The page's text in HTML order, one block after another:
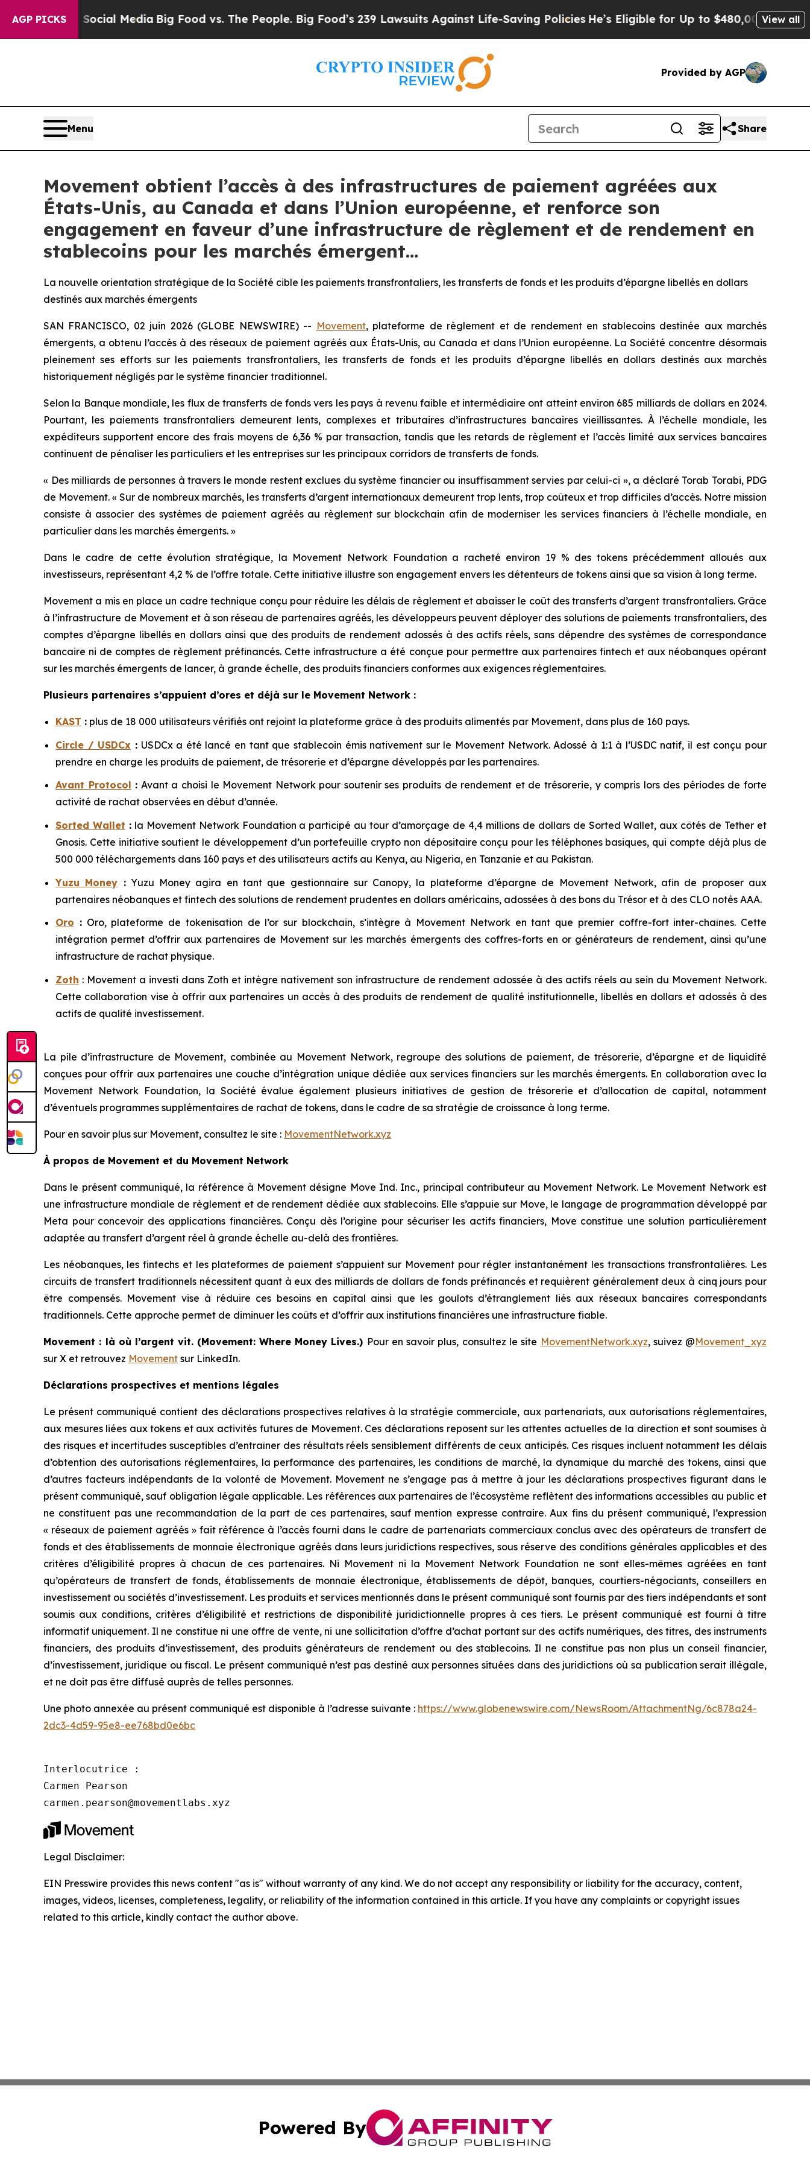
AGP PICKS
on Social MediaBig Food vs. The People. Big Food’s 239 Lawsuits Against Life-Saving PoliciesHe’s Eligible for Up to $480,000 After BeingView all
Provided by AGP
Menu Share
Movement obtient l’accès à des infrastructures de paiement agréées aux
États-Unis, au Canada et dans l’Union européenne, et renforce son
engagement en faveur d’une infrastructure de règlement et de rendement en
stablecoins pour les marchés émergent…
La nouvelle orientation stratégique de la Société cible les paiements transfrontaliers, les transferts de fonds et les produits d’épargne libellés en dollars
destinés aux marchés émergents
SAN FRANCISCO, 02 juin 2026 (GLOBE NEWSWIRE) -- Movement, plateforme de règlement et de rendement en stablecoins destinée aux marchés
émergents, a obtenu l’accès à des réseaux de paiement agréés aux États-Unis, au Canada et dans l’Union européenne. La Société concentre désormais
pleinement ses efforts sur les paiements transfrontaliers, les transferts de fonds et les produits d’épargne libellés en dollars destinés aux marchés
historiquement négligés par le système financier traditionnel.
Selon la Banque mondiale, les flux de transferts de fonds vers les pays à revenu faible et intermédiaire ont atteint environ 685 milliards de dollars en 2024.
Pourtant, les paiements transfrontaliers demeurent lents, complexes et tributaires d’infrastructures bancaires vieillissantes. À l’échelle mondiale, les
expéditeurs supportent encore des frais moyens de 6,36 % par transaction, tandis que les retards de règlement et l’accès limité aux services bancaires
continuent de pénaliser les particuliers et les entreprises sur les principaux corridors de transferts de fonds.
« Des milliards de personnes à travers le monde restent exclues du système financier ou insuffisamment servies par celui-ci », a déclaré Torab Torabi, PDG
de Movement. « Sur de nombreux marchés, les transferts d’argent internationaux demeurent trop lents, trop coûteux et trop difficiles d’accès. Notre mission
consiste à associer des systèmes de paiement agréés au règlement sur blockchain afin de moderniser les services financiers à l’échelle mondiale, en
particulier dans les marchés émergents. »
Dans le cadre de cette évolution stratégique, la Movement Network Foundation a racheté environ 19 % des tokens précédemment alloués aux
investisseurs, représentant 4,2 % de l’offre totale. Cette initiative illustre son engagement envers les détenteurs de tokens ainsi que sa vision à long terme.
Movement a mis en place un cadre technique conçu pour réduire les délais de règlement et abaisser le coût des transferts d’argent transfrontaliers. Grâce
à l’infrastructure de Movement et à son réseau de partenaires agréés, les développeurs peuvent déployer des solutions de paiements transfrontaliers, des
comptes d’épargne libellés en dollars ainsi que des produits de rendement adossés à des actifs réels, sans dépendre des systèmes de correspondance
bancaire ni de comptes de règlement préfinancés. Cette infrastructure a été conçue pour permettre aux partenaires fintech et aux néobanques opérant
sur les marchés émergents de lancer, à grande échelle, des produits financiers conformes aux exigences réglementaires.
Plusieurs partenaires s’appuient d’ores et déjà sur le Movement Network :
KAST : plus de 18 000 utilisateurs vérifiés ont rejoint la plateforme grâce à des produits alimentés par Movement, dans plus de 160 pays.
Circle / USDCx :USDCx a été lancé en tant que stablecoin émis nativement sur le Movement Network. Adossé à 1:1 à l’USDC natif, il est conçu pour
prendre en charge les produits de paiement, de trésorerie et d’épargne développés par les partenaires.
Avant Protocol : Avant a choisi le Movement Network pour soutenir ses produits de rendement et de trésorerie, y compris lors des périodes de forte
activité de rachat observées en début d’année.
Sorted Wallet :la Movement Network Foundation a participé au tour d’amorçage de 4,4 millions de dollars de Sorted Wallet, aux côtés de Tether et
Gnosis. Cette initiative soutient le développement d’un portefeuille crypto non dépositaire conçu pour les téléphones basiques, qui compte déjà plus de
500 000 téléchargements dans 160 pays et des utilisateurs actifs au Kenya, au Nigeria, en Tanzanie et au Pakistan.
Yuzu Money :Yuzu Money agira en tant que gestionnaire sur Canopy, la plateforme d’épargne de Movement Network, afin de proposer aux
partenaires néobanques et fintech des solutions de rendement prudentes en dollars américains, adossées à des bons du Trésor et à des CLO notés AAA.
Oro :Oro, plateforme de tokenisation de l’or sur blockchain, s’intègre à Movement Network en tant que premier coffre-fort inter-chaînes. Cette
intégration permet d’offrir aux partenaires de Movement sur les marchés émergents des coffres-forts en or générateurs de rendement, ainsi qu’une
infrastructure de rachat physique.
Zoth : Movement a investi dans Zoth et intègre nativement son infrastructure de rendement adossée à des actifs réels au sein du Movement Network.
Cette collaboration vise à offrir aux partenaires un accès à des produits de rendement de qualité institutionnelle, libellés en dollars et adossés à des
actifs de qualité investissement.
La pile d’infrastructure de Movement, combinée au Movement Network, regroupe des solutions de paiement, de trésorerie, d’épargne et de liquidité
conçues pour offrir aux partenaires une couche d’intégration unique dédiée aux services financiers sur les marchés émergents. En collaboration avec la
Movement Network Foundation, la Société évalue également plusieurs initiatives de gestion de trésorerie et d’allocation de capital, notamment
d’éventuels programmes supplémentaires de rachat de tokens, dans le cadre de sa stratégie de croissance à long terme.
Pour en savoir plus sur Movement, consultez le site : MovementNetwork.xyz
À propos de Movement et du Movement Network
Dans le présent communiqué, la référence à Movement désigne Move Ind. Inc., principal contributeur au Movement Network. Le Movement Network est
une infrastructure mondiale de règlement et de rendement dédiée aux stablecoins. Elle s’appuie sur Move, le langage de programmation développé par
Meta pour concevoir des applications financières. Conçu dès l’origine pour sécuriser les actifs financiers, Move constitue une solution particulièrement
adaptée au transfert d’argent réel à grande échelle au-delà des frontières.
Les néobanques, les fintechs et les plateformes de paiement s’appuient sur Movement pour régler instantanément les transactions transfrontalières. Les
circuits de transfert traditionnels nécessitent quant à eux des milliards de dollars de fonds préfinancés et requièrent généralement deux à cinq jours pour
être compensés. Movement vise à réduire ces besoins en capital ainsi que les goulots d’étranglement liés aux réseaux bancaires correspondants
traditionnels. Cette approche permet de diminuer les coûts et d’offrir aux institutions financières une infrastructure fiable.
Movement : là où l’argent vit. (Movement: Where Money Lives.) Pour en savoir plus, consultez le site MovementNetwork.xyz, suivez @Movement_xyz
sur X et retrouvez Movement sur LinkedIn.
Déclarations prospectives et mentions légales
Le présent communiqué contient des déclarations prospectives relatives à la stratégie commerciale, aux partenariats, aux autorisations réglementaires,
aux mesures liées aux tokens et aux activités futures de Movement. Ces déclarations reposent sur les attentes actuelles de la direction et sont soumises à
des risques et incertitudes susceptibles d’entraîner des résultats réels sensiblement différents de ceux anticipés. Ces risques incluent notamment les délais
d’obtention des autorisations réglementaires, la performance des partenaires, les conditions de marché, la dynamique du marché des tokens, ainsi que
d’autres facteurs indépendants de la volonté de Movement. Movement ne s’engage pas à mettre à jour les déclarations prospectives figurant dans le
présent communiqué, sauf obligation légale applicable. Les références aux partenaires de l’écosystème reflètent des informations accessibles au public et
ne constituent pas une recommandation de la part de ces partenaires, sauf mention expresse contraire. Aux fins du présent communiqué, l’expression
« réseaux de paiement agréés » fait référence à l’accès fourni dans le cadre de partenariats commerciaux conclus avec des opérateurs de transfert de
fonds et des établissements de monnaie électronique agréés dans leurs juridictions respectives, sous réserve des conditions générales applicables et des
critères d’éligibilité propres à chacun de ces partenaires. Ni Movement ni la Movement Network Foundation ne sont elles-mêmes agréées en tant
qu’opérateurs de transfert de fonds, établissements de monnaie électronique, établissements de dépôt, banques, courtiers-négociants, conseillers en
investissement ou sociétés d’investissement. Les produits et services mentionnés dans le présent communiqué sont fournis par des tiers indépendants et sont
soumis aux conditions, critères d’éligibilité et restrictions de disponibilité juridictionnelle propres à ces tiers. Le présent communiqué est fourni à titre
informatif uniquement. Il ne constitue ni une offre de vente, ni une sollicitation d’offre d’achat portant sur des actifs numériques, des titres, des instruments
financiers, des produits d’investissement, des produits générateurs de rendement ou des stablecoins. Il ne constitue pas non plus un conseil financier,
d’investissement, juridique ou fiscal. Le présent communiqué n’est pas destiné aux personnes situées dans des juridictions où sa publication serait illégale,
et ne doit pas être diffusé auprès de telles personnes.
Une photo annexée au présent communiqué est disponible à l’adresse suivante : https://www.globenewswire.com/NewsRoom/AttachmentNg/6c878a24-
2dc3-4d59-95e8-ee768bd0e6bc
Interlocutrice :
Carmen Pearson
carmen.pearson@movementlabs.xyz
Legal Disclaimer:
EIN Presswire provides this news content "as is" without warranty of any kind. We do not accept any responsibility or liability for the accuracy, content,
images, videos, licenses, completeness, legality, or reliability of the information contained in this article. If you have any complaints or copyright issues
related to this article, kindly contact the author above.
Powered By